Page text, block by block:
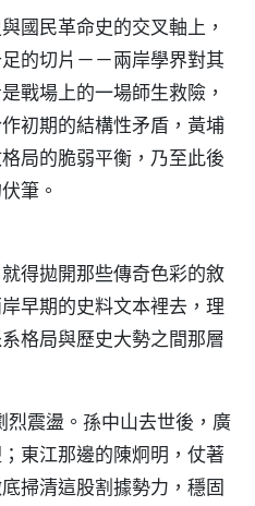
國民革命史的交叉軸上，
的切片－－兩岸學界對其
戰場上的一場師生救險，
初期的結構性矛盾，黃埔
局的脆弱平衡，乃至此後
筆。
得拋開那些傳奇色彩的敘
早期的史料文本裡去，理
格局與歷史大勢之間那層
震盪。孫中山去世後，廣
東江那邊的陳炯明，仗著
掃清這股割據勢力，穩固